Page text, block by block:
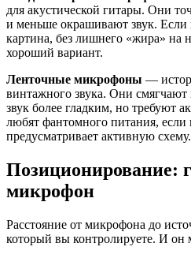
для акустической гитары. Они
и меньше окрашивают звук. Если
картина, без лишнего «жира» на
хороший вариант.
Ленточные микрофоны —
винтажного звука. Они
звук более гладким, но требуют
любят фантомного питания, если
предусматривает активную схему.
Позиционирование:
микрофон
Расстояние от микрофона до
который вы контролируете. И он